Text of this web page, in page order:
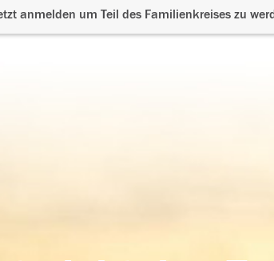
anmelden um Teil des Familienkreises zu